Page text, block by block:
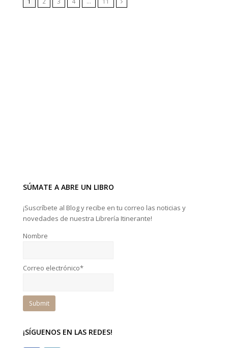
SÚMATE A ABRE UN LIBRO
¡Suscríbete al Blog y recibe en tu correo las noticias y
novedades de nuestra Librería Itinerante!
Nombre
Correo electrónico*
¡SÍGUENOS EN LAS REDES!